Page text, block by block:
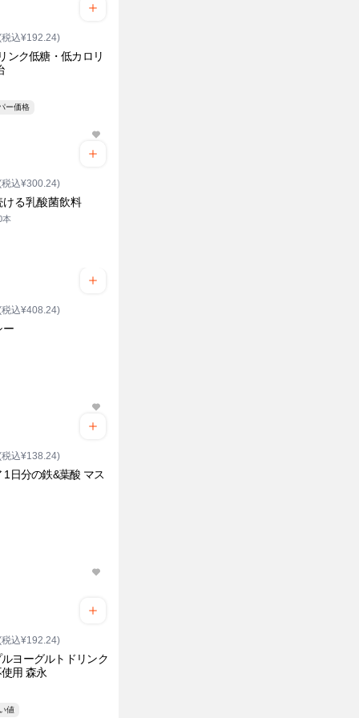
税込¥192.24)
ンク低糖・低カロリ
ー価格
税込¥300.24)
ける乳酸菌飲料
本
税込¥408.24)
ー
税込¥138.24)
1日分の鉄&葉酸 マス
税込¥192.24)
ヨーグルトドリンク
用 森永
い値